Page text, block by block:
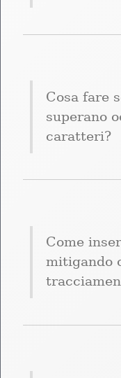
Cosa fare
superano
caratteri?
Come
mitigando